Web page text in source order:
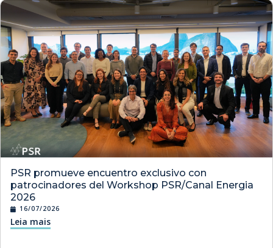
PSR promueve encuentro exclusivo con
patrocinadores del Workshop PSR/Canal Energia
2026
16/07/2026
Leia mais